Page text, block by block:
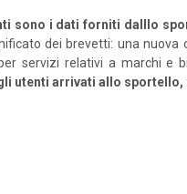
sono i dati forniti dalllo
dei brevetti: una
servizi relativi a marchi e
utenti arrivati allo sportello,